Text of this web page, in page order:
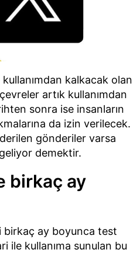
kalkacak olan
artık kullanımdan
sonra ise insanların
da izin verilecek.
gönderiler varsa
demektir.
birkaç ay
birkaç ay boyunca test
ile kullanıma sunulan bu